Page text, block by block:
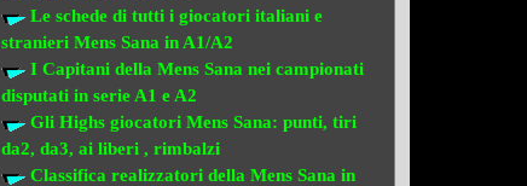
Le schede di tutti i giocatori italiani e
stranieri Mens Sana in A1/A2
I Capitani della Mens Sana nei campionati
disputati in serie A1 e A2
Gli Highs giocatori Mens Sana: punti, tiri
da2, da3, ai liberi , rimbalzi
Classifica realizzatori della Mens Sana in